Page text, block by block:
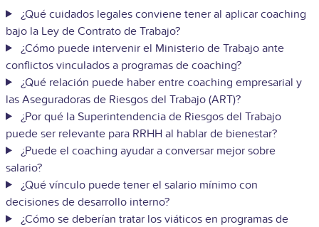
¿Qué cuidados legales conviene tener al aplicar coaching
bajo la Ley de Contrato de Trabajo?
¿Cómo puede intervenir el Ministerio de Trabajo ante
conflictos vinculados a programas de coaching?
¿Qué relación puede haber entre coaching empresarial y
las Aseguradoras de Riesgos del Trabajo (ART)?
¿Por qué la Superintendencia de Riesgos del Trabajo
puede ser relevante para RRHH al hablar de bienestar?
¿Puede el coaching ayudar a conversar mejor sobre
salario?
¿Qué vínculo puede tener el salario mínimo con
decisiones de desarrollo interno?
¿Cómo se deberían tratar los viáticos en programas de